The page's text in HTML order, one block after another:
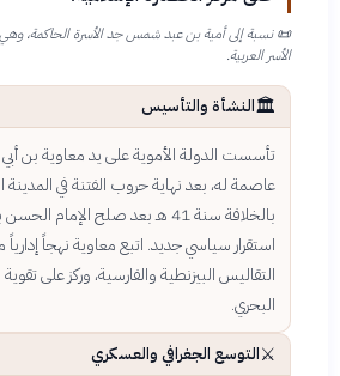
📜نسبة إلى أمية بن عبد شمس جد الأسرة الحاكمة، وهي
الأسر العربية.
🏛️النشأة والتأسيس
تأسست الدولة الأموية على يد معاوية بن
عاصمة له، بعد نهاية حروب الفتنة في المدينة
بالخلافة سنة 41 هـ بعد صلح الإمام
استقرار سياسي جديد. اتبع معاوية نهجاً إدارياً
التقاليس البيزنطية والفارسية، وركز على
البحري.
التوسع الجغرافي والعسكري